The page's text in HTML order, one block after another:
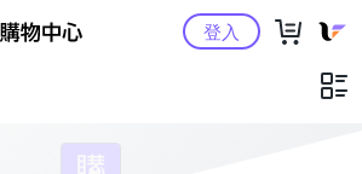
Yahoo購物中心登入